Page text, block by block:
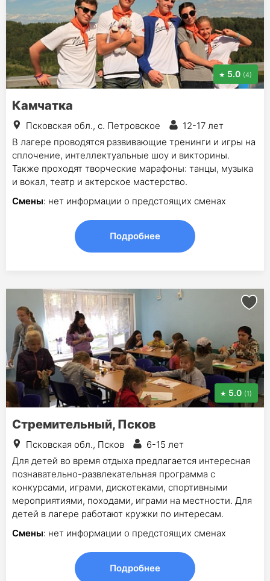
5.0 (4)
Камчатка
Псковская обл., с. Петровское
12-17 лет
В лагере проводятся развивающие тренинги и игры на
сплочение, интеллектуальные шоу и викторины.
Также проходят творческие марафоны: танцы, музыка
и вокал, театр и актерское мастерство.
Смены: нет информации о предстоящих сменах
Подробнее
5.0 (1)
Стремительный, Псков
Псковская обл., Псков
6-15 лет
Для детей во время отдыха предлагается интересная
познавательно-развлекательная программа с
конкурсами, играми, дискотеками, спортивными
мероприятиями, походами, играми на местности. Для
детей в лагере работают кружки по интересам.
Смены: нет информации о предстоящих сменах
Подробнее